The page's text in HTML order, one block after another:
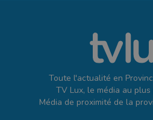
Toute l'actualité en
TV Lux, le média au
Média de proximité de la